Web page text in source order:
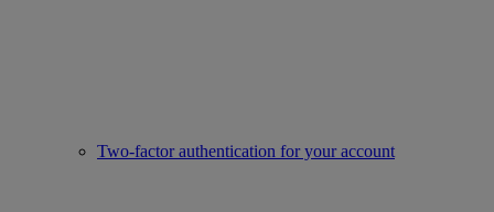
Two-factor authentication for your account